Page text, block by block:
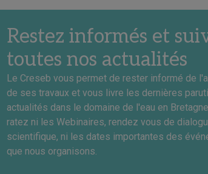
Restez informés et
toutes nos actualités
Le Creseb vous permet de rester informé de
de ses travaux et vous livre les dernières
actualités dans le domaine de l'eau en
ratez ni les Webinaires, rendez vous de
scientifique, ni les dates importantes des
que nous organisons.